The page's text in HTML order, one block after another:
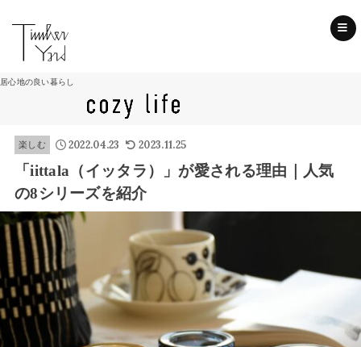
居心地の良い暮らし
SEARCH
楽しむ 2022.04.23 2023.11.25
「iittala（イッタラ）」が愛される理由｜人気
の8シリーズを紹介